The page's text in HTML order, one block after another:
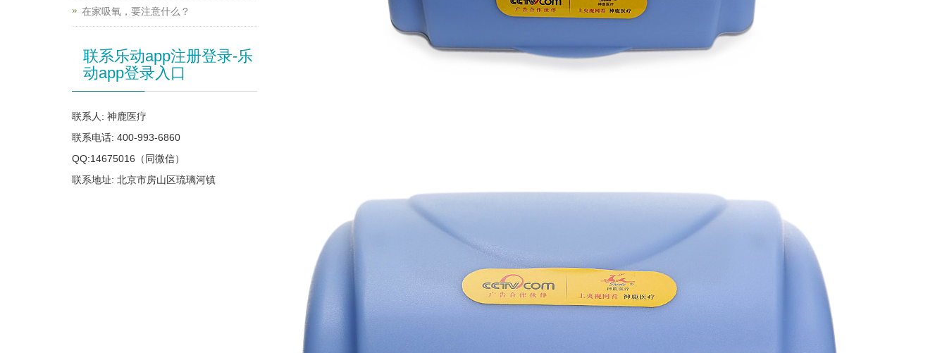
在家吸氧，要注意什么？
联系乐动app注册登录-乐
动app登录入口
联系人: 神鹿医疗
联系电话: 400-993-6860
QQ:14675016（同微信）
联系地址: 北京市房山区琉璃河镇